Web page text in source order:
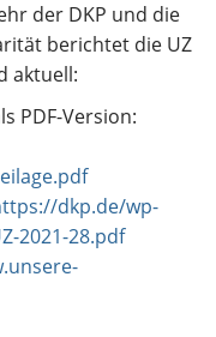
der DKP und die
berichtet die UZ
aktuell:
PDF-Version:
dkp.de/wp-
2021-28.pdf